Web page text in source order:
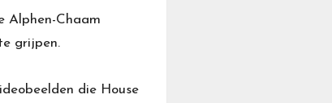
Alphen-Chaam
grijpen.
die House